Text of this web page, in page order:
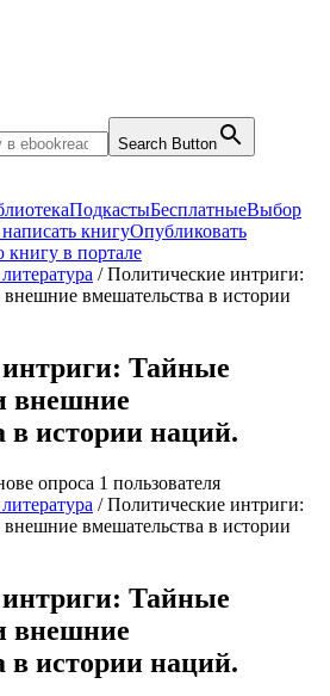
Search Button
ПодкастыБесплатныеВыбор
книгуОпубликовать
книгу в портале
/ Политические интриги:
вмешательства в истории
Тайные
внешние
в истории наций.
опроса 1 пользователя
/ Политические интриги:
вмешательства в истории
Тайные
внешние
в истории наций.